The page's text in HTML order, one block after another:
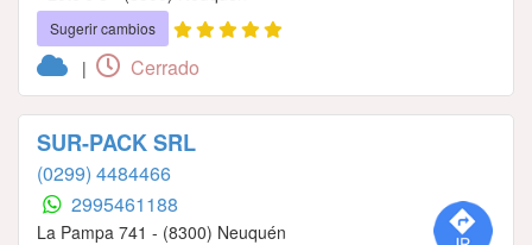
Sugerir cambios
| Cerrado
SUR-PACK SRL
(0299) 4484466
2995461188
La Pampa 741 - (8300) Neuquén